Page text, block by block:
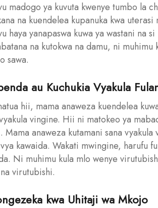
madogo ya kuvuta kwenye tumbo la
na kuendelea kupanuka kwa
haya yanapaswa kuwa ya wastani na
na kutokwa na damu, ni
sawa.
au Kuchukia Vyakula
hii, mama anaweza kuendelea
vingine. Hii ni matokeo ya
Mama anaweza kutamani sana
kawaida. Wakati mwingine, harufu
Ni muhimu kula mlo wenye
virutubishi.
kwa Uhitaji wa Mkojo